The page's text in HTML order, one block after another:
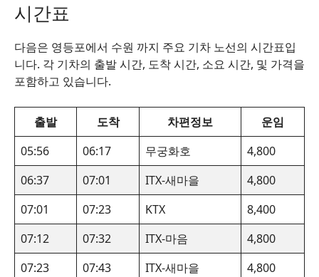
시간표
다음은 영등포에서 수원 까지 주요 기차 노선의 시간표입
니다. 각 기차의 출발 시간, 도착 시간, 소요 시간, 및 가격을
포함하고 있습니다.
출발 도착 차편정보
운임
05:56
06:17 무궁화호
4,800
06:37
07:01 ITX-새마을
4,800
07:01
07:23 KTX
8,400
07:12
07:32 ITX-마음
4,800
07:23
07:43 ITX-새마을
4,800